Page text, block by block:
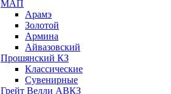
МАП
Арамэ
Золотой
Армина
Айвазовский
Прошянский КЗ
Классические
Сувенирные
Грейт Велли АВКЗ